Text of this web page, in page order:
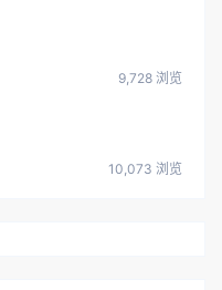
9,728 浏览
10,073 浏览